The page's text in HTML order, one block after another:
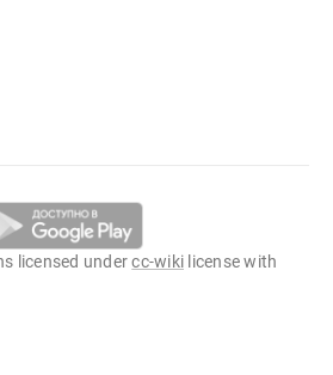
licensed undercc-wiki license with